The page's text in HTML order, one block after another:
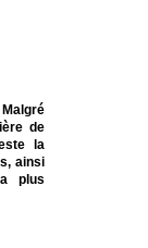
de
la
ainsi
plus